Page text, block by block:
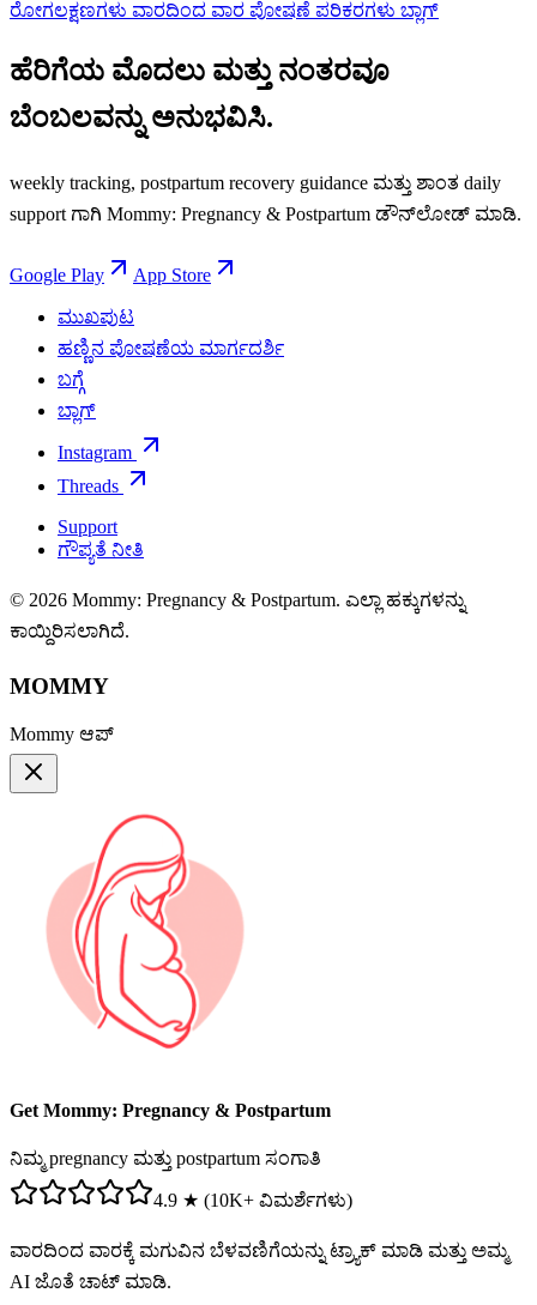
ರೋಗಲಕ್ಷಣಗಳು ವಾರದಿಂದ ವಾರ ಪೋಷಣೆ ಪರಿಕರಗಳು ಬ್ಲಾಗ್
ಹೆರಿಗೆಯ ಮೊದಲು ಮತ್ತು ನಂತರವೂ
ಬೆಂಬಲವನ್ನು ಅನುಭವಿಸಿ.
weekly tracking, postpartum recovery guidance ಮತ್ತು ಶಾಂತ daily
support ಗಾಗಿ Mommy: Pregnancy & Postpartum ಡೌನ್‌ಲೋಡ್ ಮಾಡಿ.
Google Play App Store
ಮುಖಪುಟ
ಹಣ್ಣಿನ ಪೋಷಣೆಯ ಮಾರ್ಗದರ್ಶಿ
ಬಗ್ಗೆ
ಬ್ಲಾಗ್
Instagram
Threads
Support
ಗೌಪ್ಯತೆ ನೀತಿ
© 2026 Mommy: Pregnancy & Postpartum. ಎಲ್ಲಾ ಹಕ್ಕುಗಳನ್ನು
ಕಾಯ್ದಿರಿಸಲಾಗಿದೆ.
MOMMY
Mommy ಆಪ್
Get Mommy: Pregnancy & Postpartum
ನಿಮ್ಮ pregnancy ಮತ್ತು postpartum ಸಂಗಾತಿ
4.9 ★ (10K+ ವಿಮರ್ಶೆಗಳು)
ವಾರದಿಂದ ವಾರಕ್ಕೆ ಮಗುವಿನ ಬೆಳವಣಿಗೆಯನ್ನು ಟ್ರ್ಯಾಕ್ ಮಾಡಿ ಮತ್ತು ಅಮ್ಮ
AI ಜೊತೆ ಚಾಟ್ ಮಾಡಿ.